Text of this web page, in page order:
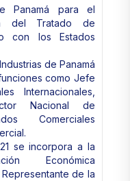
Panamá para el
del Tratado de
con los Estados
de Panamá
como Jefe
Internacionales,
Nacional de
Comerciales
se incorpora a la
Económica
de la